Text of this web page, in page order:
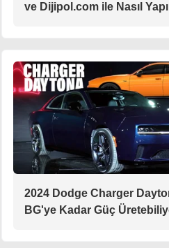
ve Dijipol.com ile Nasıl
2024 Dodge Charger
BG'ye Kadar Güç